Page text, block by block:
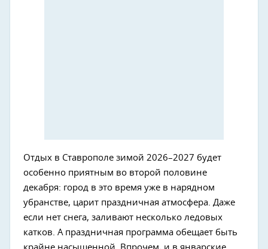
Отдых в Ставрополе зимой 2026–2027 будет
особенно приятным во второй половине
декабря: город в это время уже в нарядном
убранстве, царит праздничная атмосфера. Даже
если нет снега, заливают несколько ледовых
катков. А праздничная программа обещает быть